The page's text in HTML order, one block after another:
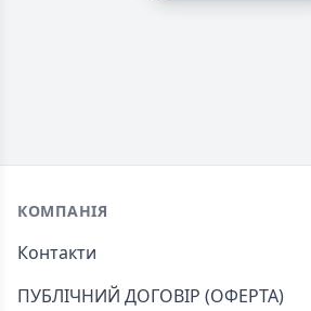
Footer
КОМПАНІЯ
Контакти
ПУБЛІЧНИЙ ДОГОВІР (ОФЕРТА)